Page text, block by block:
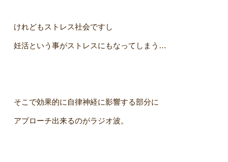
けれどもストレス社会ですし
妊活という事がストレスにもなってしまう…
そこで効果的に自律神経に影響する部分に
アプローチ出来るのがラジオ波。